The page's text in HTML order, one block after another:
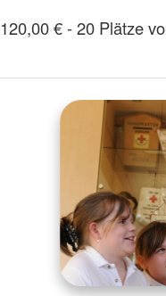
120,00 € - 20 Plätze